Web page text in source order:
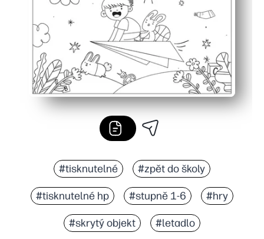
#tisknutelné #zpět do školy
#tisknutelné hp #stupně 1-6 #hry
#skrytý objekt #letadlo